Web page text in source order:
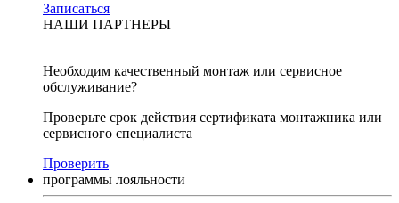
Записаться
НАШИ ПАРТНЕРЫ
Необходим качественный монтаж или сервисное
обслуживание?
Проверьте срок действия сертификата монтажника или
сервисного специалиста
Проверить
программы лояльности